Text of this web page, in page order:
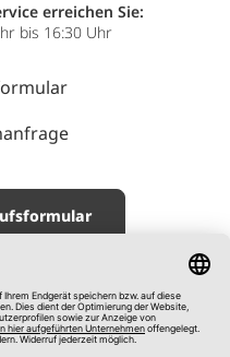
erreichen Sie:
bis 16:30 Uhr